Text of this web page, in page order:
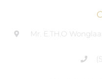
Mr. E.TH.O